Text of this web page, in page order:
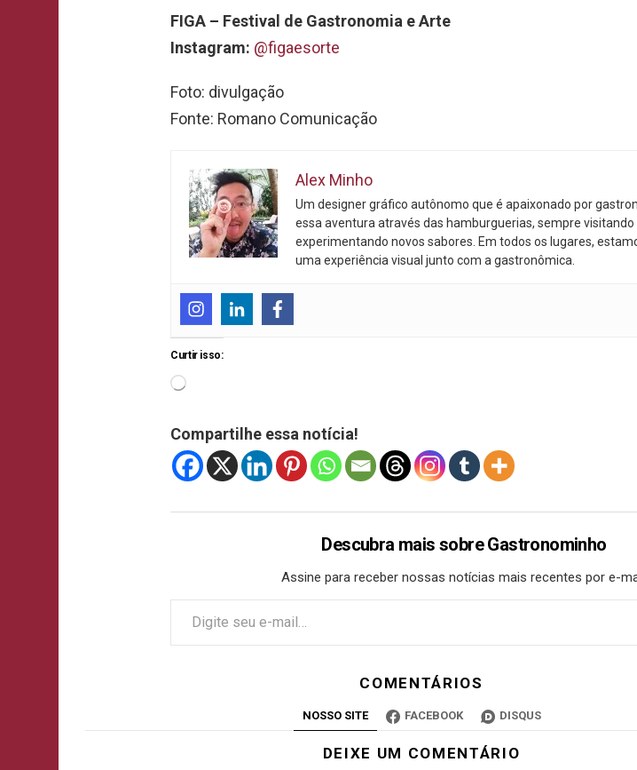
FIGA – Festival de Gastronomia e Arte
Instagram: @figaesorte
Foto: divulgação
Fonte: Romano Comunicação
Alex Minho
Um designer gráfico autônomo que é apaixonado por
essa aventura através das hamburguerias, sempre visitando
experimentando novos sabores. Em todos os lugares,
uma experiência visual junto com a gastronômica.
Curtir isso:
Compartilhe essa notícia!
Descubra mais sobre Gastronominho
Assine para receber nossas notícias mais recentes por e-
COMENTÁRIOS
NOSSO SITE FACEBOOK DISQUS
DEIXE UM COMENTÁRIO